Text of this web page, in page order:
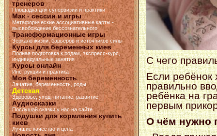
тренеров
Площадка для супервизии и практики
Мак - сессии и игры
Метафорические ассоциативные карты -
высвобождение бессознательного
Трансформационные игры
Зеркало жизни, барьеров и источников силы
Курсы для беременных киев
Полная подготовка к родам, экспресс-курс,
индивидуальные занятия
Курсы онлайн
Инструкции и практика
Моя беременность
Зачатие, беременность, роды
Детская
Здоровье, уход, питание, развитие
Аудиосказки
Послушай сказки у нас на сайте
Подушки для кормления купить
киев
Лучшие качество и цена
С чего
Если ребёнок
правильно
ребёнка на
первым
О чём нужно